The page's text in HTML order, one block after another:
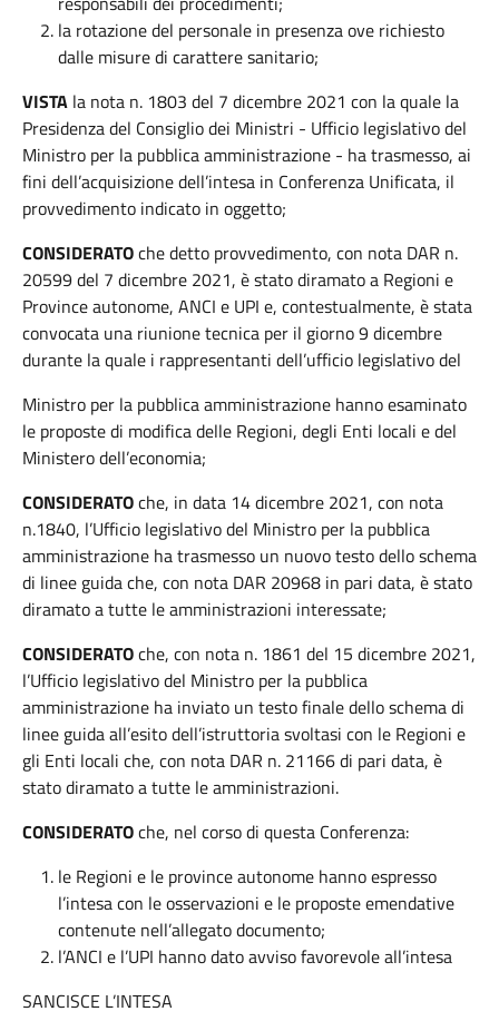
la rotazione del personale in presenza ove richiesto
dalle misure di carattere sanitario;
VISTA la nota n. 1803 del 7 dicembre 2021 con la quale la
Presidenza del Consiglio dei Ministri - Ufficio legislativo del
Ministro per la pubblica amministrazione - ha trasmesso, ai
fini dell’acquisizione dell’intesa in Conferenza Unificata, il
provvedimento indicato in oggetto;
CONSIDERATOche detto provvedimento, con nota DAR n.
20599 del 7 dicembre 2021, è stato diramato a Regioni e
Province autonome, ANCI e UPI e, contestualmente, è stata
convocata una riunione tecnica per il giorno 9 dicembre
durante la quale i rappresentanti dell’ufficio legislativo del
Ministro per la pubblica amministrazione hanno esaminato
le proposte di modifica delle Regioni, degli Enti locali e del
Ministero dell’economia;
CONSIDERATOche, in data 14 dicembre 2021, con nota
n.1840, l’Ufficio legislativo del Ministro per la pubblica
amministrazione ha trasmesso un nuovo testo dello schema
di linee guida che, con nota DAR 20968 in pari data, è stato
diramato a tutte le amministrazioni interessate;
CONSIDERATOche, con nota n. 1861 del 15 dicembre 2021,
l’Ufficio legislativo del Ministro per la pubblica
amministrazione ha inviato un testo finale dello schema di
linee guida all’esito dell’istruttoria svoltasi con le Regioni e
gli Enti locali che, con nota DAR n. 21166 di pari data, è
stato diramato a tutte le amministrazioni.
CONSIDERATOche, nel corso di questa Conferenza:
le Regioni e le province autonome hanno espresso
l’intesa con le osservazioni e le proposte emendative
contenute nell’allegato documento;
l’ANCI e l’UPI hanno dato avviso favorevole all’intesa
SANCISCE L’INTESA